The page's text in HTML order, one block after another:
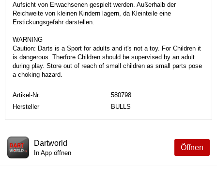
Aufsicht von Erwachsenen gespielt werden. Außerhalb der
Reichweite von kleinen Kindern lagern, da Kleinteile eine
Erstickungsgefahr darstellen.
WARNING
Caution: Darts is a Sport for adults and it's not a toy. For Children it
is dangerous. Therfore Children should be supervised by an adult
during play. Store out of reach of small children as small parts pose
a choking hazard.
Artikel-Nr.
580798
Hersteller
BULLS
Öffnen
Dartworld
In App öffnen